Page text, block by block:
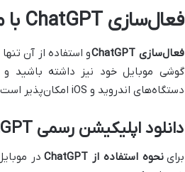
فعال‌سازی ChatGPT با موبایل (اپلیکیشن)
فعال‌سازی ChatGPT
و استفاده از آن
گوشی موبایل خود نیز داشته باشید و
دستگاه‌های اندروید و iOS امکان‌پذیر است.
دانلود اپلیکیشن رسمی ChatGPT
برای نحوه استفاده از ChatGPT
در